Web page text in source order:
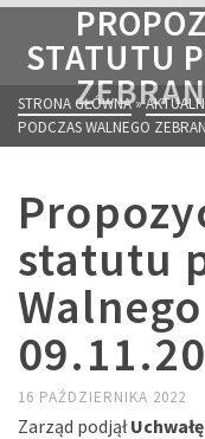
STATUTU
STRONA GŁÓWNA»
PODCZAS WALNEGO
statutu
16 PAŹDZIERNIKA 2022
Zarząd podjął